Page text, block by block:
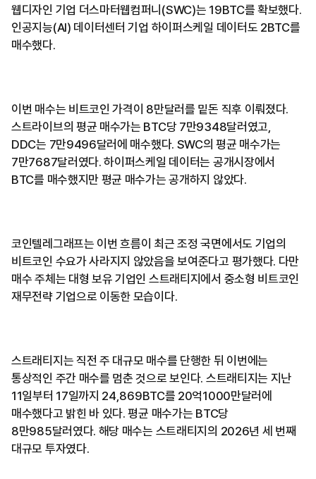
웹디자인 기업 더스마터웹컴퍼니(SWC)는 19BTC를 확보했다.
인공지능(AI) 데이터센터 기업 하이퍼스케일 데이터도 2BTC를
매수했다.
이번 매수는 비트코인 가격이 8만달러를 밑돈 직후 이뤄졌다.
스트라이브의 평균 매수가는 BTC당 7만9348달러였고,
DDC는 7만9496달러에 매수했다. SWC의 평균 매수가는
7만7687달러였다. 하이퍼스케일 데이터는 공개시장에서
BTC를 매수했지만 평균 매수가는 공개하지 않았다.
코인텔레그래프는 이번 흐름이 최근 조정 국면에서도 기업의
비트코인 수요가 사라지지 않았음을 보여준다고 평가했다. 다만
매수 주체는 대형 보유 기업인 스트래티지에서 중소형 비트코인
재무전략 기업으로 이동한 모습이다.
스트래티지는 직전 주 대규모 매수를 단행한 뒤 이번에는
통상적인 주간 매수를 멈춘 것으로 보인다. 스트래티지는 지난
11일부터 17일까지 24,869BTC를 20억1000만달러에
매수했다고 밝힌 바 있다. 평균 매수가는 BTC당
8만985달러였다. 해당 매수는 스트래티지의 2026년 세 번째
대규모 투자였다.